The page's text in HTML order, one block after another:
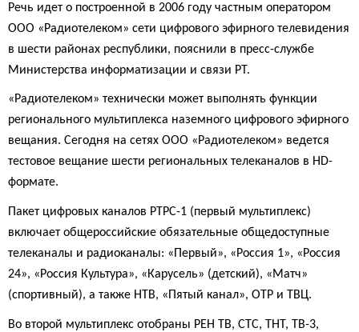
Речь идет о построенной в 2006 году частным оператором
ООО «Радиотелеком» сети цифрового эфирного телевидения
в шести районах республики, пояснили в пресс-службе
Министерства информатизации и связи РТ.
«Радиотелеком» технически может выполнять функции
регионального мультиплекса наземного цифрового эфирного
вещания. Сегодня на сетях ООО «Радиотелеком» ведется
тестовое вещание шести региональных телеканалов в HD-
формате.
Пакет цифровых каналов РТРС-1 (первый мультиплекс)
включает общероссийские обязательные общедоступные
телеканалы и радиоканалы: «Первый», «Россия 1», «Россия
24», «Россия Культура», «Карусель» (детский), «Матч»
(спортивный), а также НТВ, «Пятый канал», ОТР и ТВЦ.
Во второй мультиплекс отобраны РЕН ТВ, СТС, ТНТ, ТВ-3,